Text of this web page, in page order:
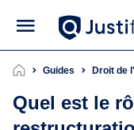
Guides Droit de
Quel est le